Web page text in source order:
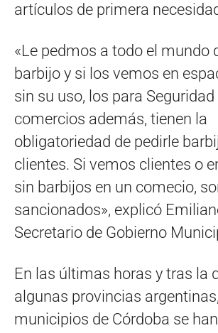
artículos de primera
«Le pedmos a todo el mundo
barbijo y si los vemos en
sin su uso, los para
comercios además, tienen la
obligatoriedad de pedirle
clientes. Si vemos clientes o
sin barbijos en un comecio,
sancionados», explicó
Secretario de Gobierno
En las últimas horas y tras la
algunas provincias
municipios de Córdoba se